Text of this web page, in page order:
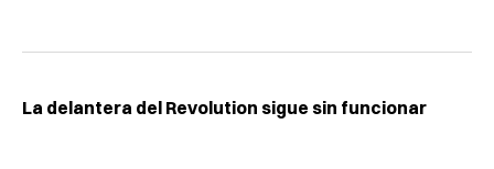
La delantera del Revolution sigue sin funcionar